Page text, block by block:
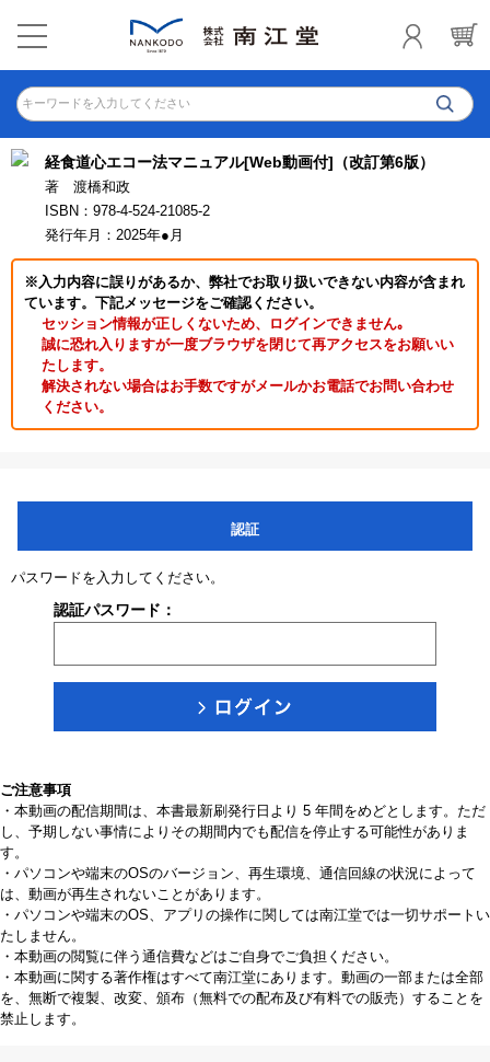
キーワードを入力してください
経食道心エコー法マニュアル[Web動画付]（改訂第6版）
著 渡橋和政
ISBN：978-4-524-21085-2
発行年月：2025年●月
※入力内容に誤りがあるか、弊社でお取り扱いできない内容が含まれ
ています。下記メッセージをご確認ください。
セッション情報が正しくないため、ログインできません｡
誠に恐れ入りますが一度ブラウザを閉じて再アクセスをお願いい
たします。
解決されない場合はお手数ですがメールかお電話でお問い合わせ
ください。
認証
パスワードを入力してください。
認証パスワード：
ご注意事項
・本動画の配信期間は、本書最新刷発行日より 5 年間をめどとします。ただ
し、予期しない事情によりその期間内でも配信を停止する可能性がありま
す。
・パソコンや端末のOSのバージョン、再生環境、通信回線の状況によって
は、動画が再生されないことがあります。
・パソコンや端末のOS、アプリの操作に関しては南江堂では一切サポートい
たしません。
・本動画の閲覧に伴う通信費などはご自身でご負担ください。
・本動画に関する著作権はすべて南江堂にあります。動画の一部または全部
を、無断で複製、改変、頒布（無料での配布及び有料での販売）することを
禁止します。